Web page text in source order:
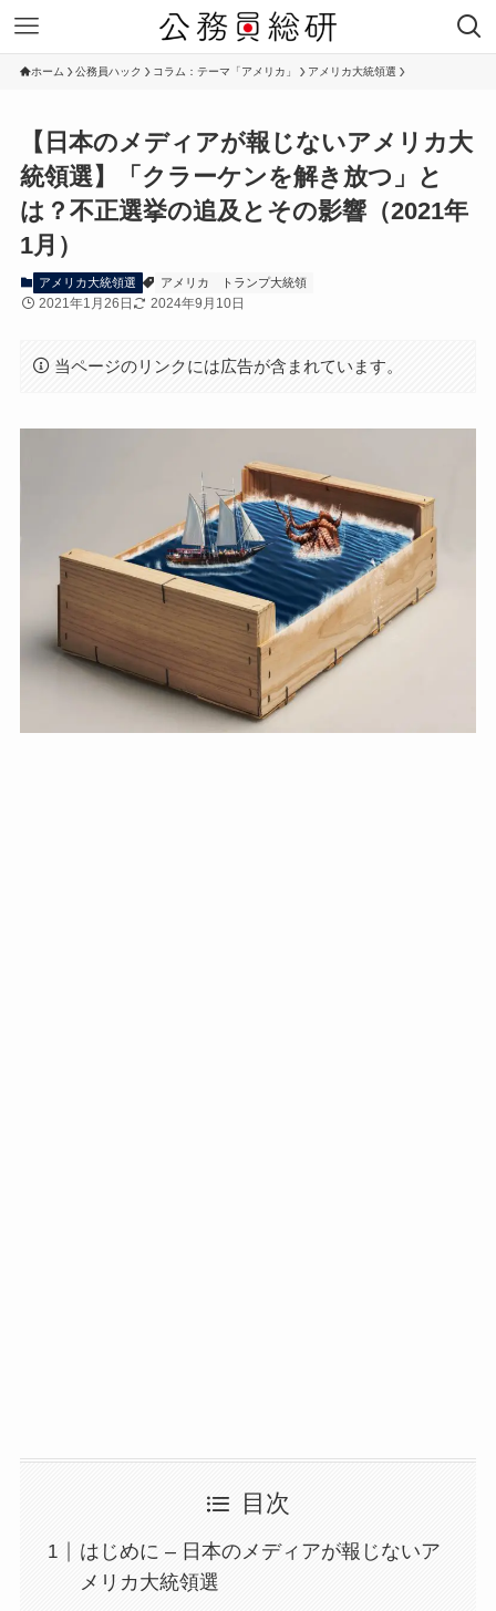
ホーム 公務員ハック コラム：テーマ「アメリカ」 アメリカ大統領選
【日本のメディアが報じないアメリカ大
統領選】「クラーケンを解き放つ」と
は？不正選挙の追及とその影響（2021年
1月）
アメリカ大統領選 アメリカ トランプ大統領
2021年1月26日 2024年9月10日
当ページのリンクには広告が含まれています。
目次
はじめに – 日本のメディアが報じないア
メリカ大統領選